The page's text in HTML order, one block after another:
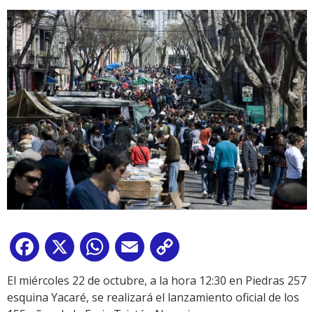
Facebook
X WhatsApp
Email
Link
El miércoles 22 de octubre, a la hora 12:30 en Piedras 257
esquina Yacaré, se realizará el lanzamiento oficial de los